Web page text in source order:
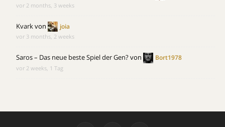
vor 2 months, 3 weeks
Kvarkvon joia
vor 3 months, 2 weeks
Saros – Das neue beste Spiel der Gen?von Bort1978
vor 2 weeks, 1 Tag